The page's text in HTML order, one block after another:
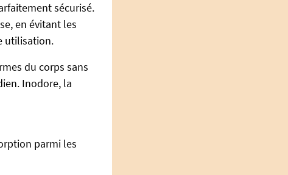
sécurisé.
en évitant les
utilisation.
du corps sans
Inodore, la
parmi les